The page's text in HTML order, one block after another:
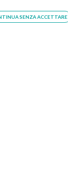
SENZA ACCETTARE